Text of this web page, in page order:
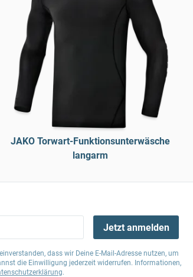
JAKO Torwart-Funktionsunterwäsche
langarm
Jetzt anmelden
dass wir Deine E-Mail-Adresse nutzen, um
die Einwilligung jederzeit widerrufen. Informationen,
.